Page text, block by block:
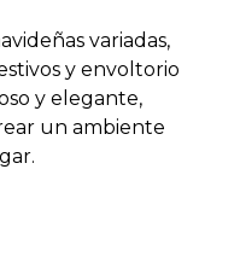
variadas,
y envoltorio
y elegante,
un ambiente